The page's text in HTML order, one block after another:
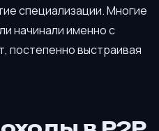
специализации. Многие
начинали именно с
постепенно выстраивая